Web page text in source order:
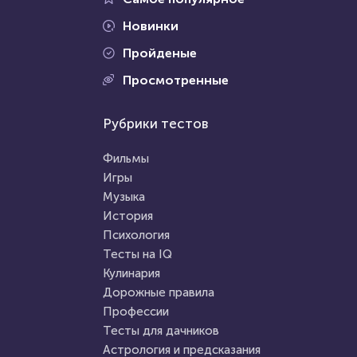
Проходили 59046 раз
Пройти тест
2 января 2021 83747
Старорусские слова,
сможешь угадать?
Рубрики тестов
Фильмы
Игры
Музыка
История
Психология
Тесты на IQ
Кулинария
Дорожные правила
Профессии
Тесты для дачников
Астрология и предсказания
Новинки
Пройденые
Просмотренные